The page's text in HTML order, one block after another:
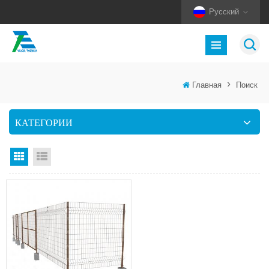
Русский
Главная > Поиск
КАТЕГОРИИ
Вид сетки